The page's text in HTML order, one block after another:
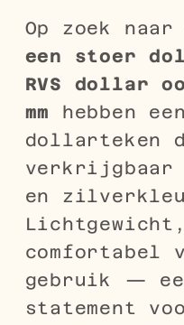
Op zoek naar
een stoer
RVS dollar
mm hebben
dollarteken
verkrijgbaar
en
Lichtgewicht,
comfortabel
gebruik —
statement